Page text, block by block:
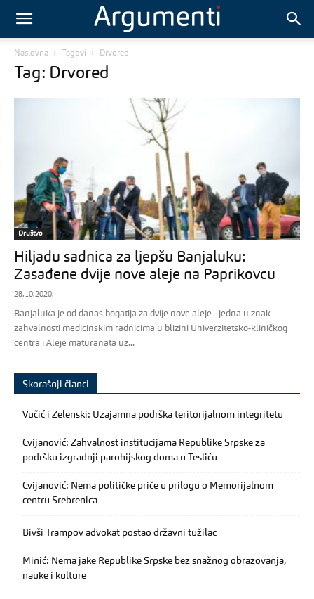
Naslovna Tagovi Drvored
Tag: Drvored
Društvo
Hiljadu sadnica za ljepšu Banjaluku:
Zasađene dvije nove aleje na Paprikovcu
28.10.2020.
Banjaluka je od danas bogatija za dvije nove aleje - jedna u znak
zahvalnosti medicinskim radnicima u blizini Univerzitetsko-kliničkog
centra i Aleje maturanata uz...
Skorašnji članci
Vučić i Zelenski: Uzajamna podrška teritorijalnom integritetu
Cvijanović: Zahvalnost institucijama Republike Srpske za
podršku izgradnji parohijskog doma u Tesliću
Cvijanović: Nema političke priče u prilogu o Memorijalnom
centru Srebrenica
Bivši Trampov advokat postao državni tužilac
Minić: Nema jake Republike Srpske bez snažnog obrazovanja,
nauke i kulture